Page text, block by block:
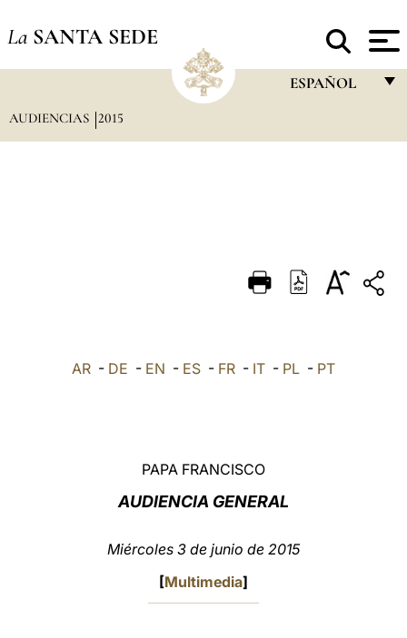
La SANTA SEDE
ESPAÑOL
DEUTSCH
العربيّة
AUDIENCIAS 2015
AR - DE - EN - ES - FR - IT - PL - PT
PAPA FRANCISCO
AUDIENCIA GENERAL
Miércoles 3 de junio de 2015
[Multimedia]